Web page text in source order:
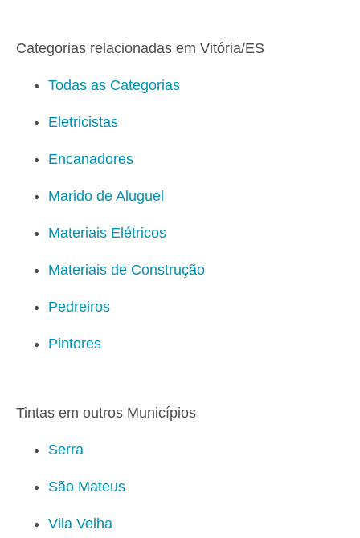
Categorias relacionadas em Vitória/ES
Todas as Categorias
Eletricistas
Encanadores
Marido de Aluguel
Materiais Elétricos
Materiais de Construção
Pedreiros
Pintores
Tintas em outros Municípios
Serra
São Mateus
Vila Velha